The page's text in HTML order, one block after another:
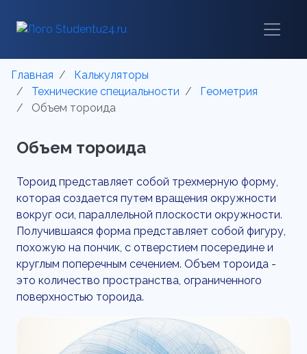
Главная
Калькуляторы
Технические специальности
Геометрия
Объем тороида
Объем тороида
Тороид представляет собой трехмерную форму,
которая создается путем вращения окружности
вокруг оси, параллельной плоскости окружности.
Получившаяся форма представляет собой фигуру,
похожую на пончик, с отверстием посередине и
круглым поперечным сечением. Объем тороида -
это количество пространства, ограниченного
поверхностью тороида.